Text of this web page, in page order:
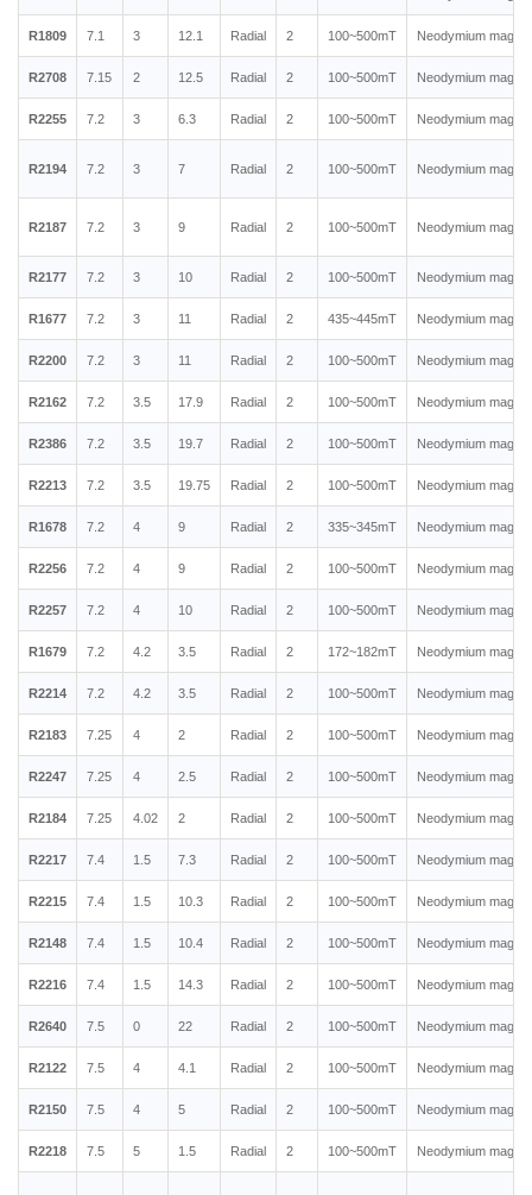
R1809 7.1 3 12.1 Radial 2 100~500mT Neodymium
R2708 7.15 2 12.5 Radial 2 100~500mT Neodymium
R2255 7.2 3 6.3 Radial 2 100~500mT Neodymium
R2194 7.2 3 7 Radial 2 100~500mT Neodymium
R2187 7.2 3 9 Radial 2 100~500mT Neodymium
R2177 7.2 3 10 Radial 2 100~500mT Neodymium
R1677 7.2 3 11 Radial 2 435~445mT Neodymium
R2200 7.2 3 11 Radial 2 100~500mT Neodymium
R2162 7.2 3.5 17.9 Radial 2 100~500mT Neodymium
R2386 7.2 3.5 19.7 Radial 2 100~500mT Neodymium
R2213 7.2 3.5 19.75 Radial 2 100~500mT Neodymium
R1678 7.2 4 9 Radial 2 335~345mT Neodymium
R2256 7.2 4 9 Radial 2 100~500mT Neodymium
R2257 7.2 4 10 Radial 2 100~500mT Neodymium
R1679 7.2 4.2 3.5 Radial 2 172~182mT Neodymium
R2214 7.2 4.2 3.5 Radial 2 100~500mT Neodymium
R2183 7.25 4 2 Radial 2 100~500mT Neodymium
R2247 7.25 4 2.5 Radial 2 100~500mT Neodymium
R2184 7.25 4.02 2 Radial 2 100~500mT Neodymium
R2217 7.4 1.5 7.3 Radial 2 100~500mT Neodymium
R2215 7.4 1.5 10.3 Radial 2 100~500mT Neodymium
R2148 7.4 1.5 10.4 Radial 2 100~500mT Neodymium
R2216 7.4 1.5 14.3 Radial 2 100~500mT Neodymium
R2640 7.5 0 22 Radial 2 100~500mT Neodymium
R2122 7.5 4 4.1 Radial 2 100~500mT Neodymium
R2150 7.5 4 5 Radial 2 100~500mT Neodymium
R2218 7.5 5 1.5 Radial 2 100~500mT Neodymium